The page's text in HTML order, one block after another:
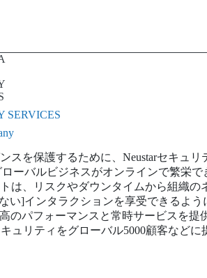
SERVICES
を保護するために、Neustarセキュリ
ーバルビジネスがオンラインで繁栄
は、リスクやダウンタイムから組織の
]インタラクションを享受できるよう
のパフォーマンスと常時サービスを提
リティをグローバル5000顧客などに